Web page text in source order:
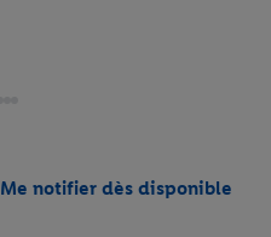
Me notifier dès disponible